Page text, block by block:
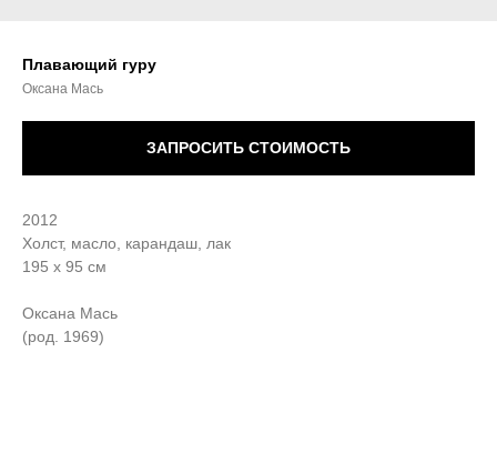
Плавающий гуру
Оксана Мась
ЗАПРОСИТЬ СТОИМОСТЬ
2012
Холст, масло, карандаш, лак
195 х 95 см
Оксана Мась
(род. 1969)